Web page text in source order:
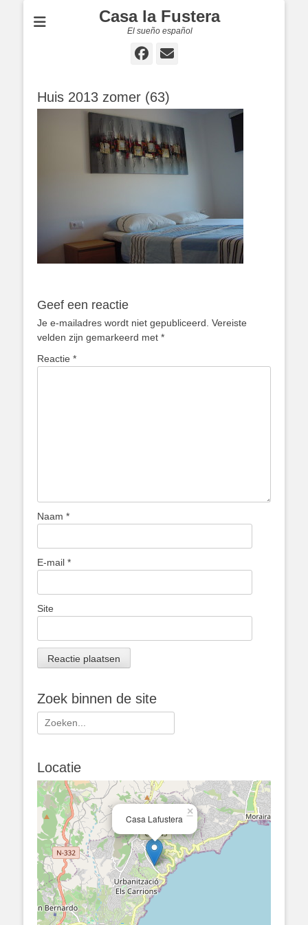
Casa la Fustera
El sueño español
Facebook
E-
Huis 2013 zomer (63)
Geef een reactie
Je e-mailadres wordt niet gepubliceerd. Vereiste
velden zijn gemarkeerd met *
Reactie *
Naam *
E-mail *
Site
Zoek binnen de site
Zoeken
naar:
Locatie
Casa Lafustera
×